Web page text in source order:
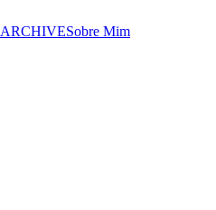
ARCHIVESobre Mim